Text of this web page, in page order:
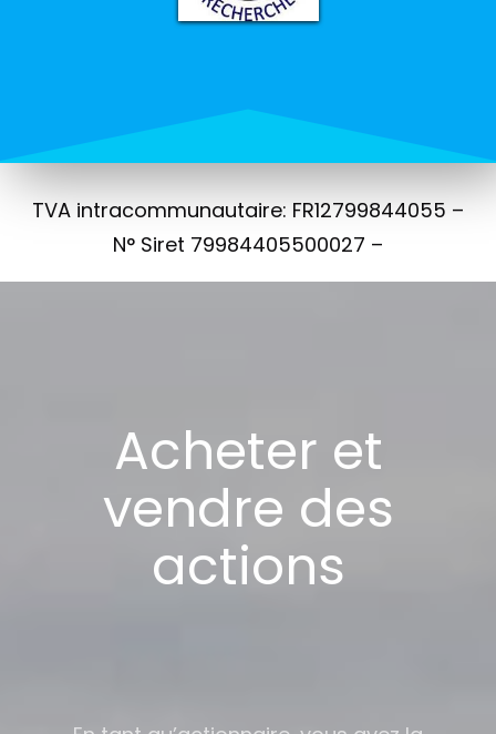
TVA intracommunautaire: FR12799844055 –
N° Siret 79984405500027 –
Acheter et
vendre des
actions